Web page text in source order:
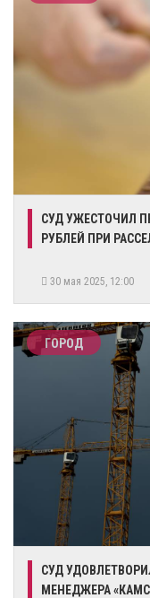
СУД УЖЕСТОЧИЛ
РУБЛЕЙ ПРИ
30 мая 2025, 12:00
ГОРОД
СУД
МЕНЕДЖЕРА